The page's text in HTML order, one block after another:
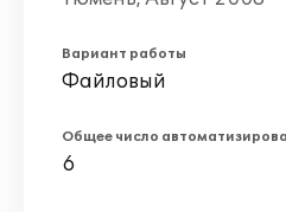
Вариант работы
Файловый
Общее число
6